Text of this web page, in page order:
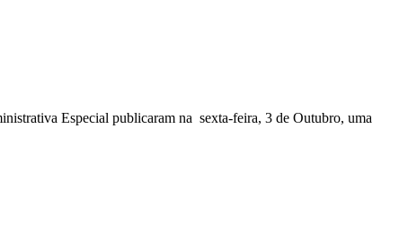
Especial publicaram na sexta-feira, 3 de Outubro, uma